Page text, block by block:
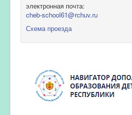
электронная почта:
cheb-school61@rchuv.ru
Схема проезда